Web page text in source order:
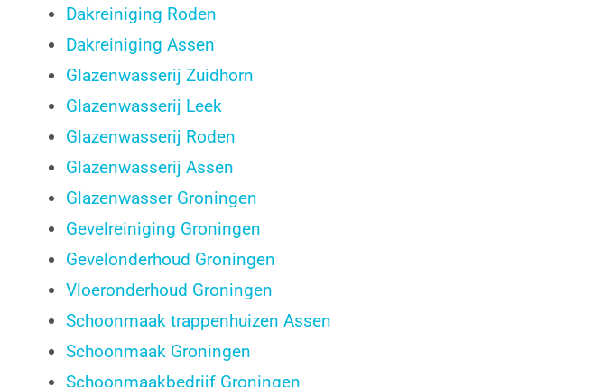
Dakreiniging Roden
Dakreiniging Assen
Glazenwasserij Zuidhorn
Glazenwasserij Leek
Glazenwasserij Roden
Glazenwasserij Assen
Glazenwasser Groningen
Gevelreiniging Groningen
Gevelonderhoud Groningen
Vloeronderhoud Groningen
Schoonmaak trappenhuizen Assen
Schoonmaak Groningen
Schoonmaakbedrijf Groningen